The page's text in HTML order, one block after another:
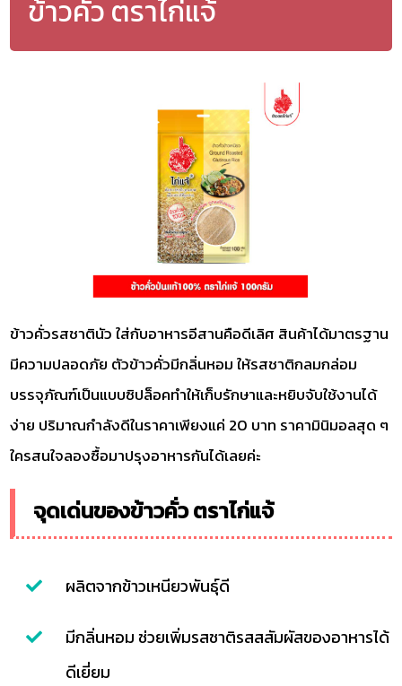
ข้าวคั่ว ตราไก่แจ้
ข้าวคั่วรสชาตินัว ใส่กับอาหารอีสานคือดีเลิศ สินค้าได้มาตรฐาน
มีความปลอดภัย ตัวข้าวคั่วมีกลิ่นหอม ให้รสชาติกลมกล่อม
บรรจุภัณฑ์เป็นแบบซิปล็อคทำให้เก็บรักษาและหยิบจับใช้งานได้
ง่าย ปริมาณกำลังดีในราคาเพียงแค่ 20 บาท ราคามินิมอลสุด ๆ
ใครสนใจลองซื้อมาปรุงอาหารกันได้เลยค่ะ
จุดเด่นของข้าวคั่ว ตราไก่แจ้
ผลิตจากข้าวเหนียวพันธุ์ดี
มีกลิ่นหอม ช่วยเพิ่มรสชาติรสสสัมผัสของอาหารได้
ดีเยี่ยม